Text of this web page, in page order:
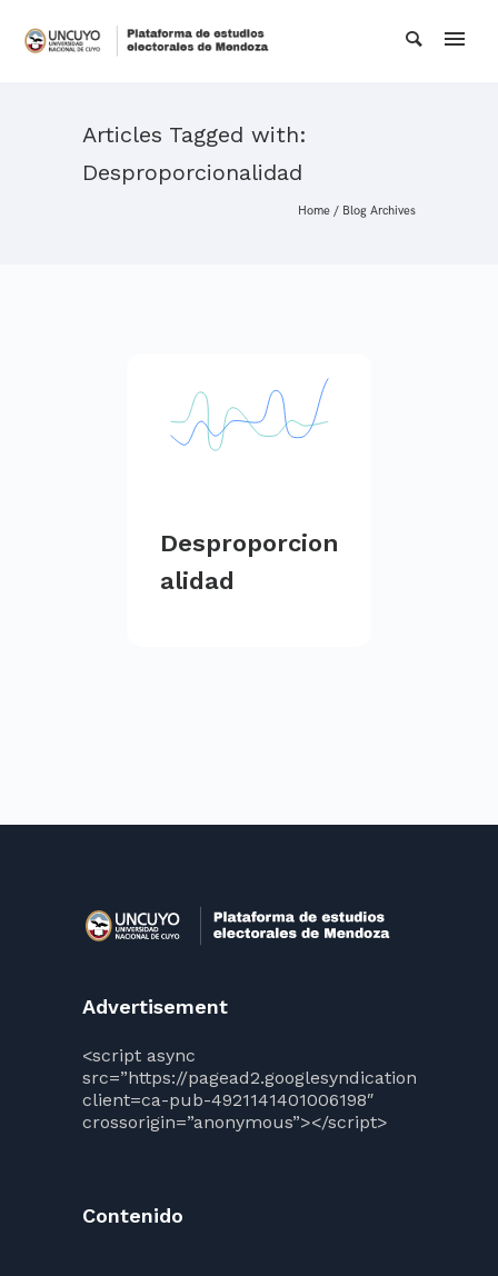
Articles Tagged with:
Desproporcionalidad
Home / Blog Archives
Desproporcion
alidad
Advertisement
<script async
src=”https://pagead2.googlesyndication.com/
client=ca-pub-4921141401006198″
crossorigin=”anonymous”></script>
Contenido